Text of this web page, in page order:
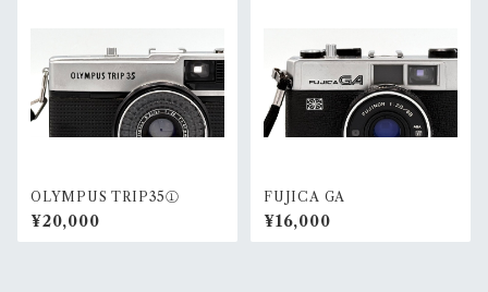
OLYMPUS TRIP35①
¥20,000
FUJICA GA
¥16,000